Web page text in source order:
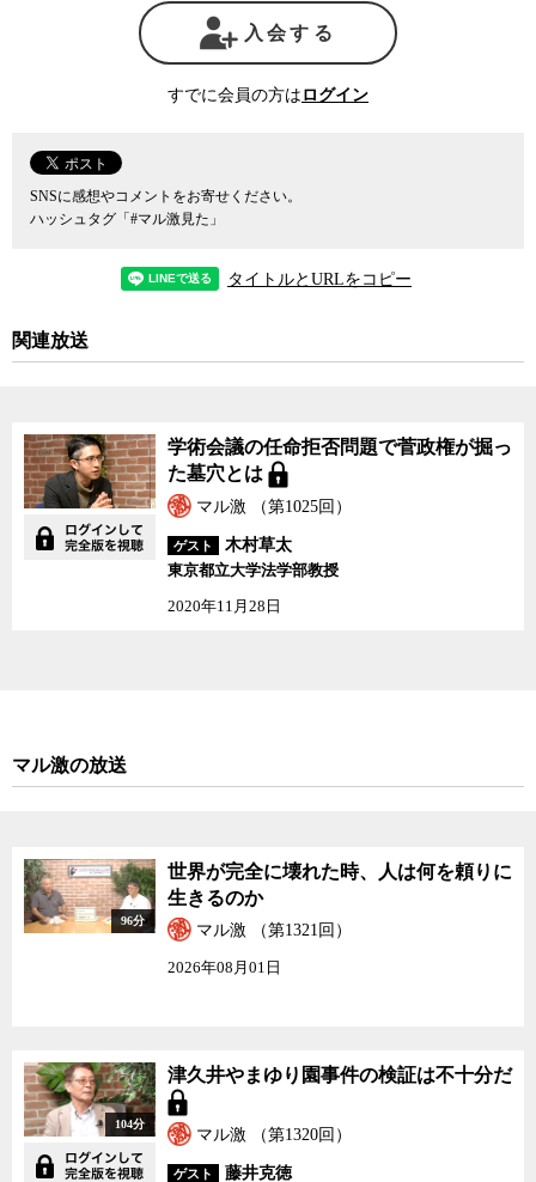
少なからず影響を与えたが、結局この問題は今も有耶無耶になった
京都大学の元総長で任命拒否当時、日本学術会議会長の職にあっ
会議の役割や法的立場などを理解しないまま、周囲が首相に忖度し
た結果が任命拒否につながったのではないかと語る。
員や各学会から推薦された「優れた研究又は業績がある」者を首相
の拒否がそれまでの法解釈と異なることは、過去のマル激で指摘し
た通りだ。
いうものだった。
日本学術会議は1949年の設立以来、日本の科学者の代表機関とし
て自律的で自主的な立場で活動してきた。学者の国会とも称され、
さまざまな分野の意見の異なる科学者が集まって議論し、政府への
提言や勧告、見解などをまとめてきた。これまでも学術会議の在り
者会議の報告では「現在の制度は、これを変える積極的理由は見出
「日本学術会議の活動を政府が管理し、その独立性が損なわれる危
こうした動きの背景には、学問に対する考え方の違いがあるので
はないかと山極氏は語る。
学問に携わる個々の研究者は自らの好奇心から研究を重ね、互い
に切磋琢磨し、内外の研究者とディスカッションを重ね、専門性を
昨年暮れにまとめられ今回の法案の下地になったとされる有識者
懇談会の報告書には「世界最高のナショナルアカデミーを目指し
て」というタイトルが付けられているが、山極氏は世界のアカデミ
ーとは協働すべきであって競争するのが目的ではないと指摘する。
入会する
すでに会員の方は ログイン
SNSに感想やコメントをお寄せください。
ハッシュタグ「#マル激見た」
タイトルとURLをコピー
関連放送
学術会議の任命拒否問題で菅政権が掘っ
た墓穴とは
マル激 （第1025回）
ゲスト
木村草太
東京都立大学法学部教授
2020年11月28日
マル激の放送
96分
世界が完全に壊れた時、人は何を頼りに
生きるのか
マル激 （第1321回）
2026年08月01日
104分
津久井やまゆり園事件の検証は不十分だ
マル激 （第1320回）
ゲスト
藤井克徳